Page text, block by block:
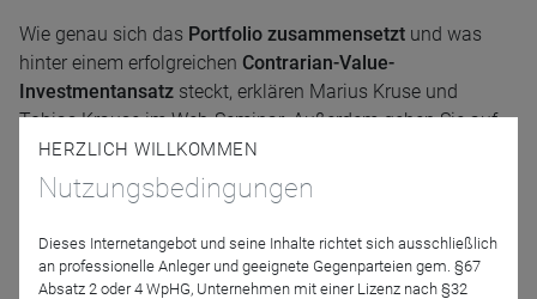
Wie genau sich das Portfolio zusammensetzt und was
hinter einem erfolgreichen Contrarian-Value-
Investmentansatz steckt, erklären Marius Kruse und
Tobias Krause im Web-Seminar. Außerdem gehen Sie auf
folgende Punkte ein:
Was denkt der Manager über AI-Aktien?
Timing?
Welche Unternehmen kommen in Frage?
HERZLICH WILLKOMMEN
Nutzungsbedingungen
Dieses Internetangebot und seine Inhalte richtet sich ausschließlich
an professionelle Anleger und geeignete Gegenparteien gem. §67
Absatz 2 oder 4 WpHG, Unternehmen mit einer Lizenz nach §32